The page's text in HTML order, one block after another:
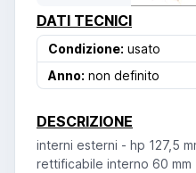
DATI TECNICI
Condizione: usato
Anno: non definito
DESCRIZIONE
interni esterni - hp 127,5
rettificabile interno 60